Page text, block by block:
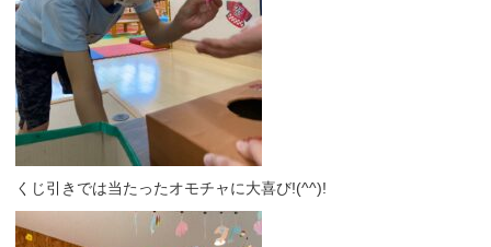
くじ引きでは当たったオモチャに大喜び!(^^)!